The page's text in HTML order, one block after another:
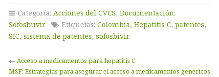
Categoría: Acciones del CVCS, Documentación:
Sofosbuvir
Etiquetas: Colombia, Hepatitis C, patentes,
SIC, sistema de patentes, sofosbivir
← Acceso a medicamentos para hepatitis C
MSF: Estrategias para asegurar el acceso a medicamentos genéricos